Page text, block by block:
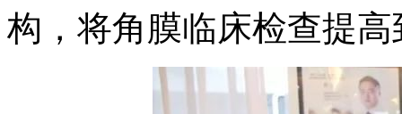
构，将角膜临床检查提